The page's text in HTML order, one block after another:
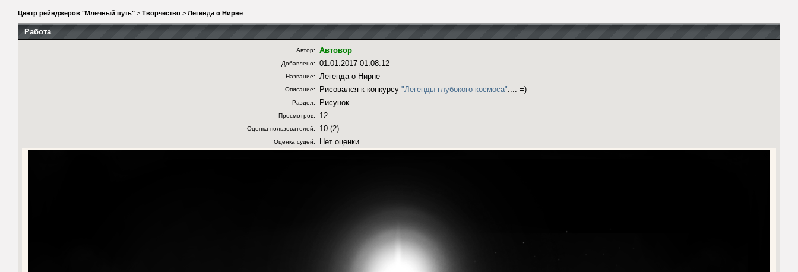
Центр рейнджеров "Млечный путь" > Творчество > Легенда о Нирне
Работа
Автор: Автовор
Добавлено: 01.01.2017 01:08:12
Название: Легенда о Нирне
Описание: Рисовался к конкурсу "Легенды глубокого космоса".... =)
Раздел: Рисунок
Просмотров: 12
Оценка пользователей: 10 (2)
Оценка судей: Нет оценки